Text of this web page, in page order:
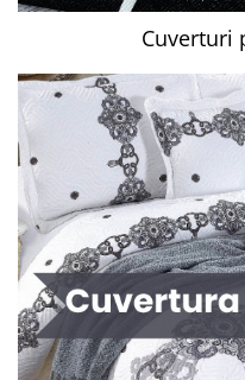
Cuverturi